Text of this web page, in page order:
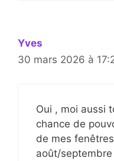
Yves
30 mars 2026 à
Oui , moi aussi
chance de
de mes
août/septembre